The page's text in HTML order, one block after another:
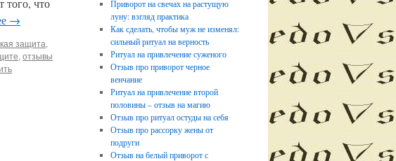
того, что
→
защита,
, отзывы
Приворот на свечах на растущую
луну: взгляд практика
Как сделать, чтобы муж не изменял:
сильный ритуал на верность
Ритуал на привлечение суженого
Отзыв про приворот черное
венчание
Ритуал на привлечение второй
половины – отзыв на магию
Отзыв про ритуал остуды на себя
Отзыв про рассорку жены от
подруги
Отзыв на белый приворот с